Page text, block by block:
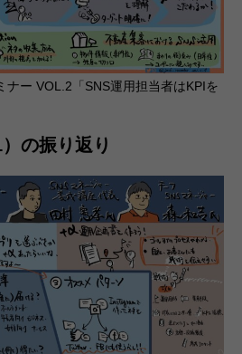
ナー VOL.2「SNS運用担当者はKPIを
の振り返り